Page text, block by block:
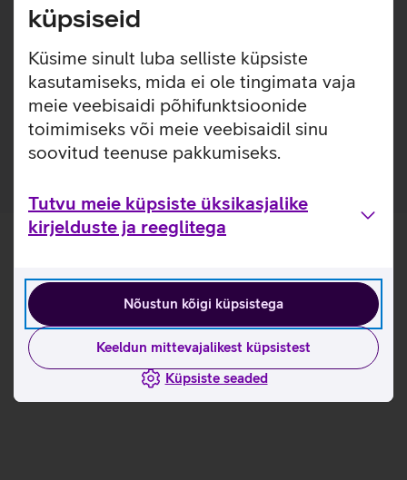
küpsiseid
Küsime sinult luba selliste küpsiste
kasutamiseks, mida ei ole tingimata vaja
meie veebisaidi põhifunktsioonide
toimimiseks või meie veebisaidil sinu
soovitud teenuse pakkumiseks.
Tutvu meie küpsiste üksikasjalike
kirjelduste ja reeglitega
Nõustun kõigi küpsistega
Keeldun mittevajalikest küpsistest
Küpsiste seaded
loodud eesmärgiga pikendada seadmete eluiga ja
välimust. Karastatud klaas toimib turvapadjana, kaitstes
telefoni löökide eest ja pakkudes kõrgetasemelist kaitset
kriimustuste vastu, ilma et see kahjustaks seadme
funktsionaalsust ja välimust. Kaitseklaas on kaetud ka
spetsiaalse kihiga, mis vähendab sõrmejälgede tekkimist
klaasile.